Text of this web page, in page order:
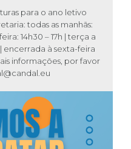
para o ano letivo
todas as manhãs:
14h30 – 17h | terça a
encerrada à sexta-feira
informações, por favor